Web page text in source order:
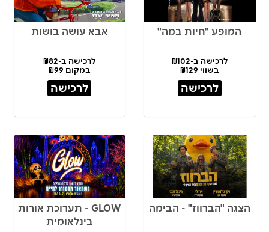
המופע "חיות במה"
לרכישה ב-₪102
בשווי ₪129
לרכישה
אבא עושה בושות
לרכישה ב-₪82
במקום ₪99
לרכישה
הצגה "הברווז" - הבימה
GLOW - תערוכת אורות
בינלאומית